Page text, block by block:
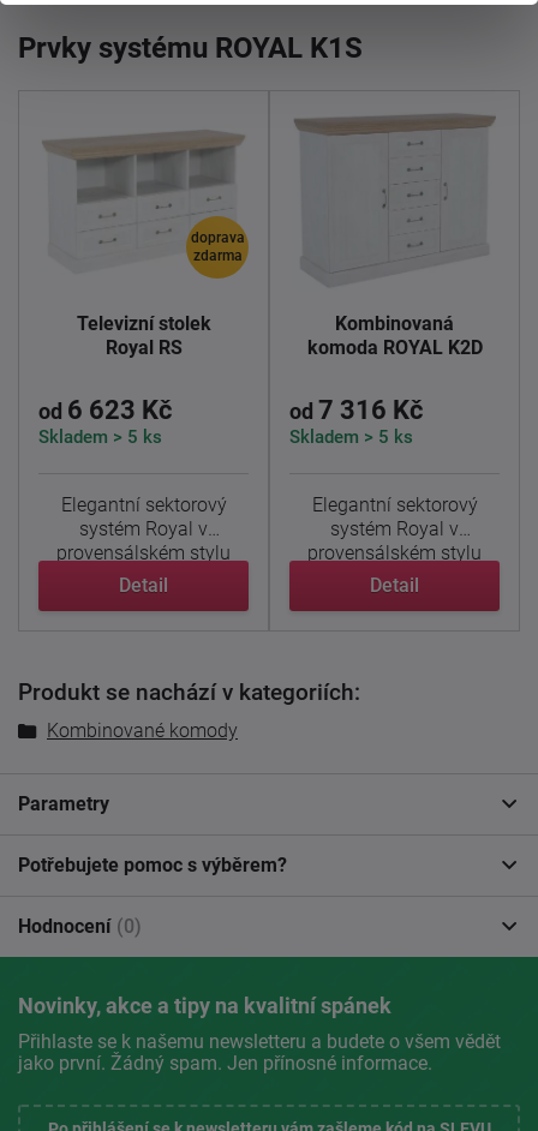
Prvky systému ROYAL K1S
doprava
zdarma
Televizní stolek
Royal RS
od 6 623 Kč
Skladem > 5 ks
Elegantní sektorový
systém Royal v
provensálském stylu
nabízí prvky ...
Detail
Kombinovaná
komoda ROYAL K2D
od 7 316 Kč
Skladem > 5 ks
Elegantní sektorový
systém Royal v
provensálském stylu
nabízí prvky ...
Detail
Produkt se nachází v kategoriích:
Kombinované komody
Parametry
Potřebujete pomoc s výběrem?
Hodnocení (0)
Novinky, akce a tipy na kvalitní spánek
Přihlaste se k našemu newsletteru a budete o všem vědět
jako první. Žádný spam. Jen přínosné informace.